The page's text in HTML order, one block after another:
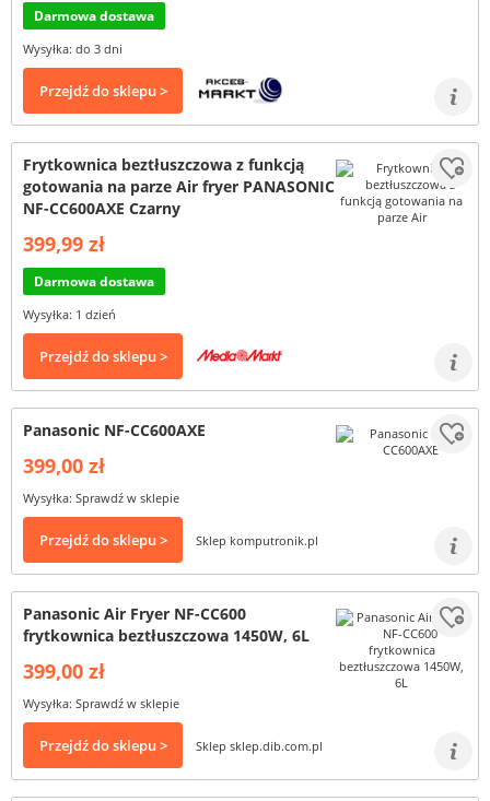
Darmowa dostawa
Wysyłka: do 3 dni
Przejdź do sklepu >
Frytkownica beztłuszczowa z funkcją
gotowania na parze Air fryer PANASONIC
NF-CC600AXE Czarny
399,99 zł
Darmowa dostawa
Wysyłka: 1 dzień
Przejdź do sklepu >
Panasonic NF-CC600AXE
399,00 zł
Wysyłka: Sprawdź w sklepie
Przejdź do sklepu > Sklep komputronik.pl
Panasonic Air Fryer NF-CC600
frytkownica beztłuszczowa 1450W, 6L
399,00 zł
Wysyłka: Sprawdź w sklepie
Przejdź do sklepu > Sklep sklep.dib.com.pl